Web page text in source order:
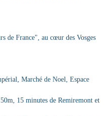
de France", au cœur des Vosges
Marché de Noel, Espace
15 minutes de Remiremont et